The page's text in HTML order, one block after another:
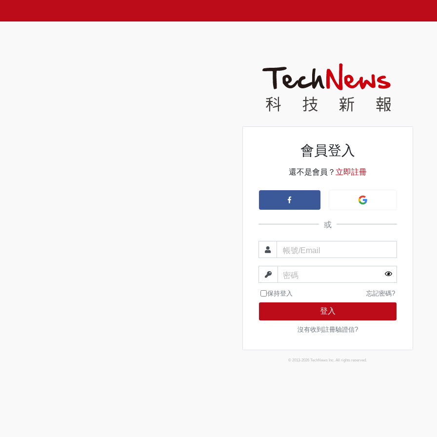
會員登入
還不是會員？ 立即註冊
或
帳號/Email
密碼
保持登入 忘記密碼?
登入
沒有收到註冊驗證信?
© 2013-2026 TechNews Inc. All rights reserved.